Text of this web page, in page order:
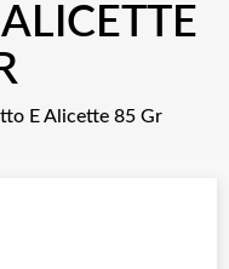
E Alicette 85 Gr